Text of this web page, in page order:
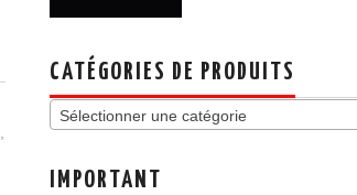
CATÉGORIES DE PRODUITS
Sélectionner une catégorie
IMPORTANT